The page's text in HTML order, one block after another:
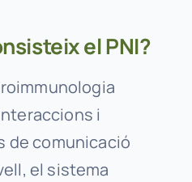
el PNI?
i
de comunicació
el sistema